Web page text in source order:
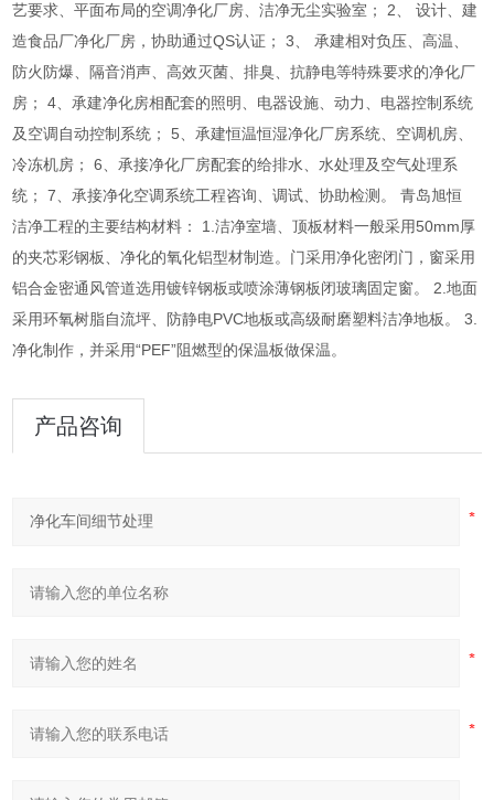
艺要求、平面布局的空调净化厂房、洁净无尘实验室； 2、 设计、建
造食品厂净化厂房，协助通过QS认证； 3、 承建相对负压、高温、
防火防爆、隔音消声、高效灭菌、排臭、抗静电等特殊要求的净化厂
房； 4、承建净化房相配套的照明、电器设施、动力、电器控制系统
及空调自动控制系统； 5、承建恒温恒湿净化厂房系统、空调机房、
冷冻机房； 6、承接净化厂房配套的给排水、水处理及空气处理系
统； 7、承接净化空调系统工程咨询、调试、协助检测。 青岛旭恒
洁净工程的主要结构材料： 1.洁净室墙、顶板材料一般采用50mm厚
的夹芯彩钢板、净化的氧化铝型材制造。门采用净化密闭门，窗采用
铝合金密通风管道选用镀锌钢板或喷涂薄钢板闭玻璃固定窗。 2.地面
采用环氧树脂自流坪、防静电PVC地板或高级耐磨塑料洁净地板。 3.
净化制作，并采用“PEF”阻燃型的保温板做保温。
产品咨询